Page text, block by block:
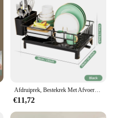
& Rekken are a
organization. Designed to
functionality, these
for small kitchens and
quality wood, they offer a
that can withstand the
design and modern
kitchen decor, making
your space.
Afdruiprek, Bestekrek Met Afvoerbak En Druppellijn, Bekerhouder, Bestekhouder, Opbergrek In De Keuken
€11,72